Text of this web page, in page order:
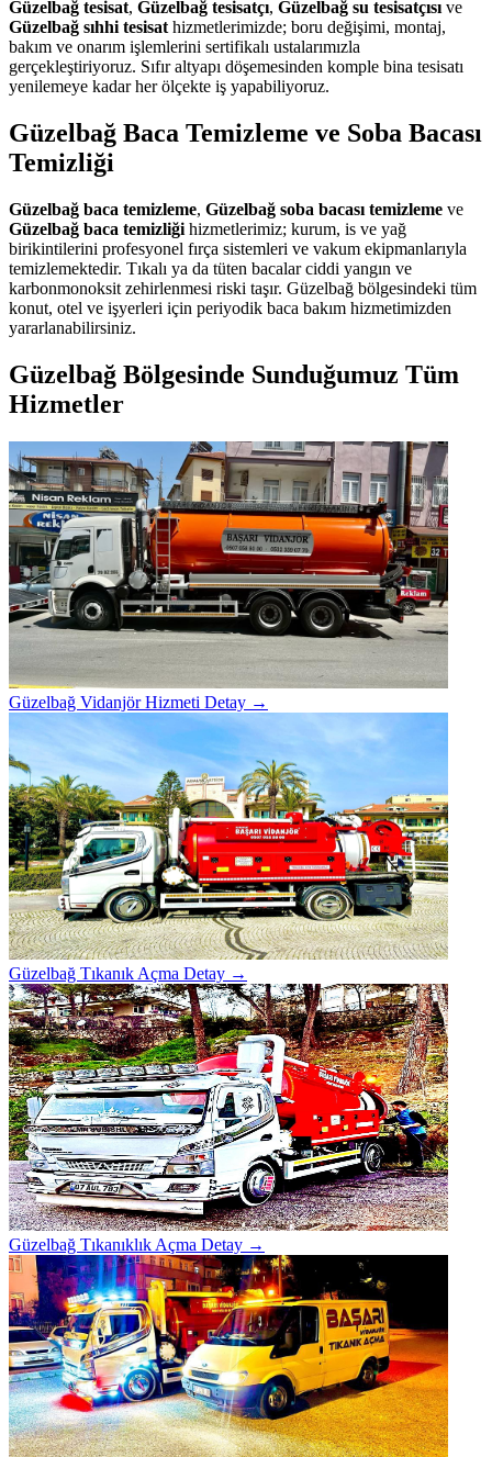
Güzelbağ tesisat, Güzelbağ tesisatçı, Güzelbağ su tesisatçısı ve
Güzelbağ sıhhi tesisat hizmetlerimizde; boru değişimi, montaj,
bakım ve onarım işlemlerini sertifikalı ustalarımızla
gerçekleştiriyoruz. Sıfır altyapı döşemesinden komple bina tesisatı
yenilemeye kadar her ölçekte iş yapabiliyoruz.
Güzelbağ Baca Temizleme ve Soba Bacası
Temizliği
Güzelbağ baca temizleme, Güzelbağ soba bacası temizleme ve
Güzelbağ baca temizliği hizmetlerimiz; kurum, is ve yağ
birikintilerini profesyonel fırça sistemleri ve vakum ekipmanlarıyla
temizlemektedir. Tıkalı ya da tüten bacalar ciddi yangın ve
karbonmonoksit zehirlenmesi riski taşır. Güzelbağ bölgesindeki tüm
konut, otel ve işyerleri için periyodik baca bakım hizmetimizden
yararlanabilirsiniz.
Güzelbağ Bölgesinde Sunduğumuz Tüm
Hizmetler
Güzelbağ Vidanjör Hizmeti Detay →
Güzelbağ Tıkanık Açma Detay →
Güzelbağ Tıkanıklık Açma Detay →